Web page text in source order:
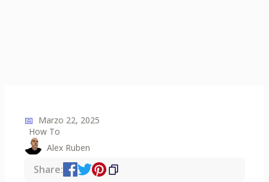
📅 Marzo 22, 2025
How To
Alex Ruben
Share: